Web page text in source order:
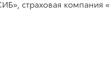
страховая компания